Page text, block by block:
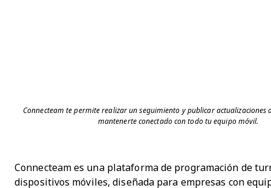
Connecteam te permite realizar un seguimiento y publicar actualizaciones
mantenerte conectado con todo tu equipo móvil.
Connecteam es una plataforma de programación de
dispositivos móviles, diseñada para empresas con